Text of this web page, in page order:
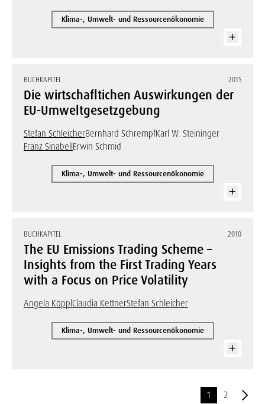
Klima-, Umwelt- und Ressourcenökonomie
BUCHKAPITEL 2015
Die wirtschafltichen Auswirkungen der
EU-Umweltgesetzgebung
Stefan SchleicherBernhard SchrempfKarl W. Steininger
Franz SinabellErwin Schmid
Klima-, Umwelt- und Ressourcenökonomie
BUCHKAPITEL 2010
The EU Emissions Trading Scheme –
Insights from the First Trading Years
with a Focus on Price Volatility
Angela KöpplClaudia KettnerStefan Schleicher
Klima-, Umwelt- und Ressourcenökonomie
1 2